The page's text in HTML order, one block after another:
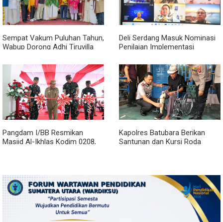
Sempat Vakum Puluhan Tahun,
Wabup Dorong Adhi Tiruvilla
Deli Serdang Masuk Nominasi
Penilaian Implementasi
Regional Sumatera
Pangdam I/BB Resmikan
Masjid Al-Ikhlas Kodim 0208,
Kapolres Batubara Berikan
Santunan dan Kursi Roda